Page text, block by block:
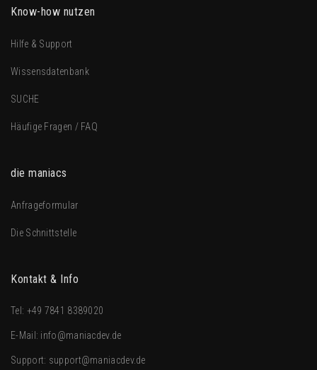
Know-how nutzen
Hilfe & Support
Wissensdatenbank
SUCHE
Häufige Fragen / FAQ
die maniacs
Anfrageformular
Die Schnittstelle
Kontakt & Info
Tel: +49 7841 8389020
E-Mail: info@maniacdev.de
Support: support@maniacdev.de